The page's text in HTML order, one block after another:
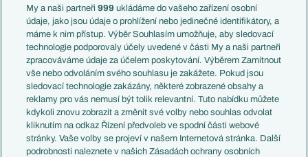
Témata
Představení týmů MS
EuroSkauting
PL v kostce
Evropské koeficienty
Přestupy
Přestupové spekulace
Zranění
Kluby
Arsenal FC
Francie
Itálie
Německo
Španělsko
Argentina
Brazílie
Přestupy
Zápasy
Livescore
Tipovací soutěž
My a naši partneři999 ukládáme do vašeho zařízení osobní
údaje, jako jsou údaje o prohlížení nebo jedinečné identifikátory, a
máme k nim přístup. Výběr Souhlasím umožňuje, aby sledovací
technologie podporovaly účely uvedené v části My a naši partneři
zpracováváme údaje za účelem poskytování. Výběrem Zamítnout
vše nebo odvoláním svého souhlasu je zakážete. Pokud jsou
sledovací technologie zakázány, některé zobrazené obsahy a
reklamy pro vás nemusí být tolik relevantní. Tuto nabídku můžete
kdykoli znovu zobrazit a změnit své volby nebo souhlas odvolat
kliknutím na odkaz Řízení předvoleb ve spodní části webové
stránky. Vaše volby se projeví v našem Internetová stránka. Další
podrobnosti naleznete v našich Zásadách ochrany osobních